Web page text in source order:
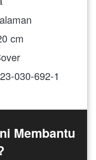
cm
030-692-1
Membantu